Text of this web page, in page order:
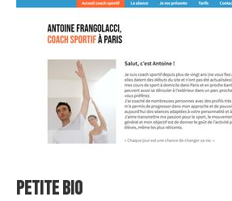
Petite bio